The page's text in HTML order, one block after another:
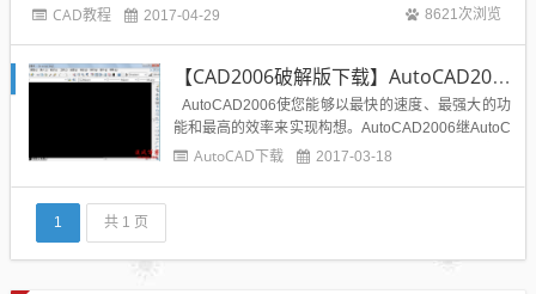
家，让大家分享一下（工作六年以下的）或呕吐一下（限比我高很多的高
CAD教程 2017-04-29 8621次浏览
【CAD2006破解版下载】AutoCAD2006简体中文版32位/64位免费下载亲测可用
AutoCAD2006使您能够以最快的速度、最强大的功
能和最高的效率来实现构想。AutoCAD2006继AutoC
AD2004 中文件大小显著缩小和 AutoCAD2005中推
AutoCAD下载 2017-03-18
1 共 1 页